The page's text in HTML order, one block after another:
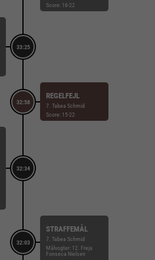
Score: 16-22
33:25
32:58
REGELFEJL
7. Tabea Schmid
Score: 15-22
32:34
32:03
STRAFFEMÅL
7. Tabea Schmid
Målvogter: 12. Freja
Fonseca Nielsen